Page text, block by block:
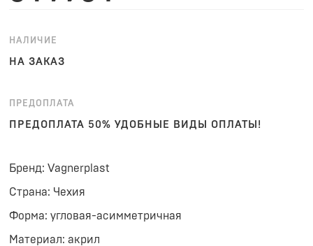
НАЛИЧИЕ
НА ЗАКАЗ
ПРЕДОПЛАТА
ПРЕДОПЛАТА 50% УДОБНЫЕ ВИДЫ ОПЛАТЫ!
Бренд: Vagnerplast
Страна: Чехия
Форма: угловая-асимметричная
Материал: акрил